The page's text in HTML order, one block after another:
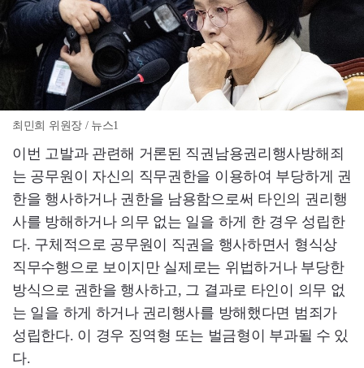
최민희 위원장 / 뉴스1
이번 고발과 관련해 거론된 직권남용권리행사방해죄
는 공무원이 자신의 직무권한을 이용하여 부당하게 권
한을 행사하거나 권한을 남용함으로써 타인의 권리행
사를 방해하거나 의무 없는 일을 하게 한 경우 성립한
다. 구체적으로 공무원이 직권을 행사하면서 형식상
직무수행으로 보이지만 실제로는 위법하거나 부당한
방식으로 권한을 행사하고, 그 결과로 타인이 의무 없
는 일을 하게 하거나 권리행사를 방해했다면 범죄가
성립한다. 이 경우 징역형 또는 벌금형이 부과될 수 있
다.